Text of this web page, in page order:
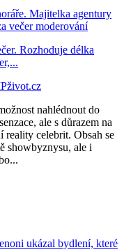
Majitelka agentury
večer moderování
Rozhoduje délka
nahlédnout do
ale s důrazem na
reality celebrit. Obsah se
showbyznysu, ale i
ukázal bydlení, které